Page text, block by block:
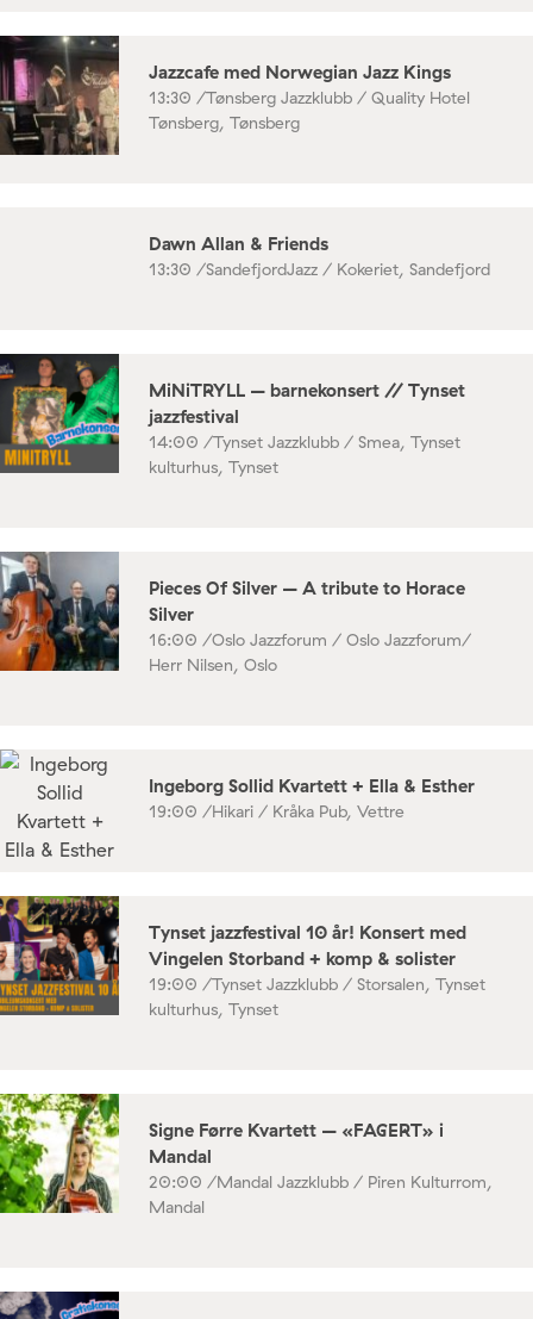
Jazzcafe med Norwegian Jazz Kings
13:30 /Tønsberg Jazzklubb / Quality Hotel
Tønsberg, Tønsberg
Dawn Allan & Friends
13:30 /SandefjordJazz / Kokeriet, Sandefjord
MiNiTRYLL – barnekonsert // Tynset
jazzfestival
14:00 /Tynset Jazzklubb / Smea, Tynset
kulturhus, Tynset
Pieces Of Silver – A tribute to Horace
Silver
16:00 /Oslo Jazzforum / Oslo Jazzforum/
Herr Nilsen, Oslo
Ingeborg Sollid Kvartett + Ella & Esther
19:00 /Hikari / Kråka Pub, Vettre
Tynset jazzfestival 10 år! Konsert med
Vingelen Storband + komp & solister
19:00 /Tynset Jazzklubb / Storsalen, Tynset
kulturhus, Tynset
Signe Førre Kvartett – «FAGERT» i
Mandal
20:00 /Mandal Jazzklubb / Piren Kulturrom,
Mandal